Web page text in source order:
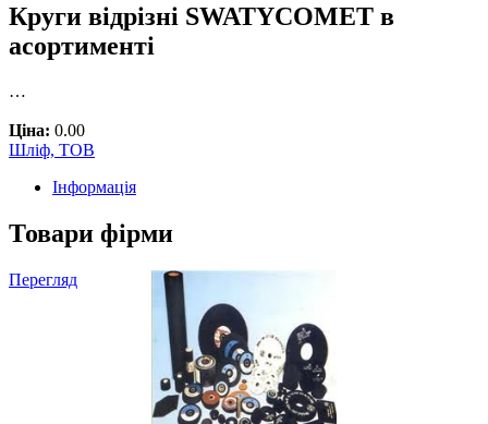
Круги відрізні SWATYCOMET в
асортименті
…
Ціна: 0.00
Шліф, ТОВ
Інформація
Товари фірми
Перегляд